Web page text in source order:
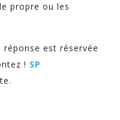
propre ou les
est réservée
! SP